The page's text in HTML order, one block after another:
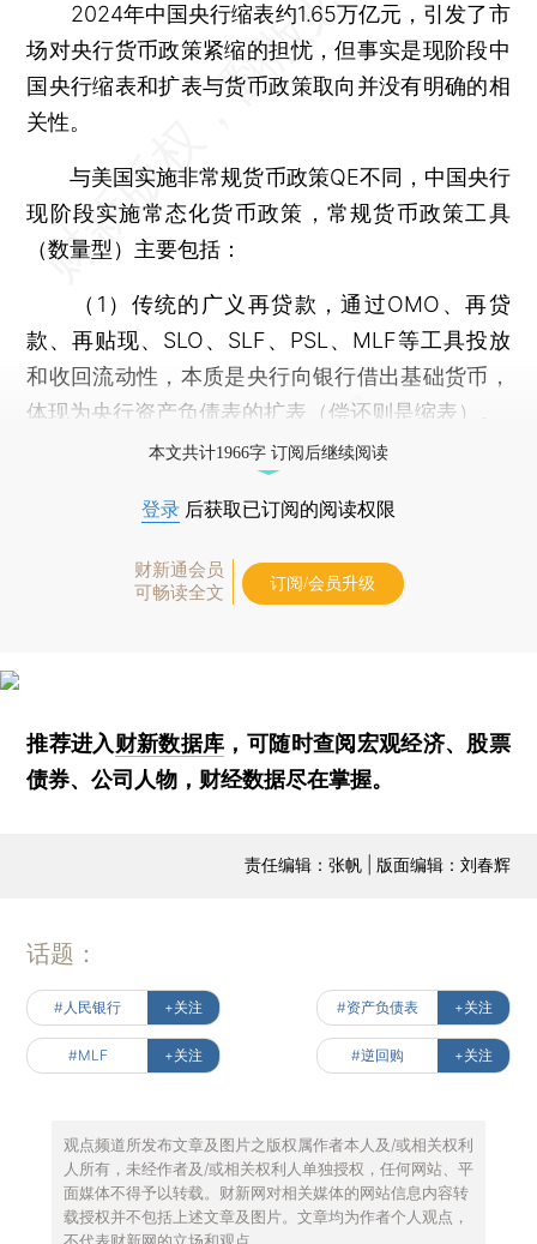
2024年中国央行缩表约1.65万亿元，引发了市
场对央行货币政策紧缩的担忧，但事实是现阶段中
国央行缩表和扩表与货币政策取向并没有明确的相
关性。
与美国实施非常规货币政策QE不同，中国央行
现阶段实施常态化货币政策，常规货币政策工具
（数量型）主要包括：
（1）传统的广义再贷款，通过OMO、再贷
款、再贴现、SLO、SLF、PSL、MLF等工具投放
和收回流动性，本质是央行向银行借出基础货币，
体现为央行资产负债表的扩表（偿还则是缩表）。
本文共计1966字 订阅后继续阅读
登录 后获取已订阅的阅读权限
财新通会员
可畅读全文
订阅/会员升级
推荐进入财新数据库 ，可随时查阅宏观经济、股票
债券、公司人物，财经数据尽在掌握。
责任编辑：张帆 | 版面编辑：刘春辉
话题：
#人民银行 +关注 #资产负债表 +关注
#MLF +关注 #逆回购 +关注
观点频道所发布文章及图片之版权属作者本人及/或相关权利
人所有，未经作者及/或相关权利人单独授权，任何网站、平
面媒体不得予以转载。财新网对相关媒体的网站信息内容转
载授权并不包括上述文章及图片。文章均为作者个人观点，